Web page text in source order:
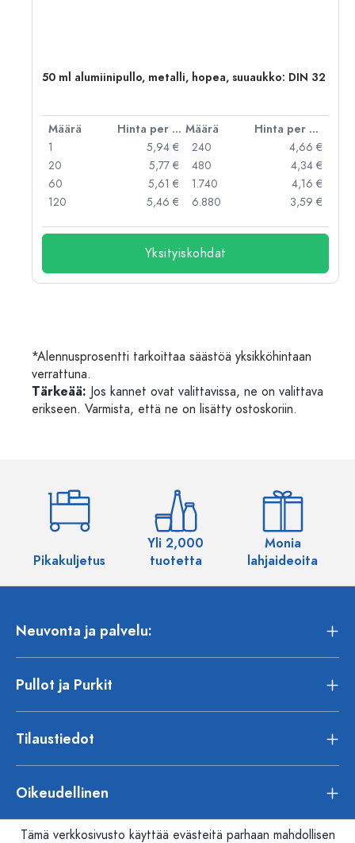
50 ml alumiinipullo, metalli, hopea, suuaukko: DIN 32
Määrä Hinta per kpl Määrä
Hinta per kpl
1
5,94 €
20
5,77 €
60
5,61 €
120
5,46 €
240
4,66 €
480
4,34 €
1.740
4,16 €
6.880
3,59 €
Yksityiskohdat
*Alennusprosentti tarkoittaa säästöä yksikköhintaan
verrattuna.
Tärkeää: Jos kannet ovat valittavissa, ne on valittava
erikseen. Varmista, että ne on lisätty ostoskoriin.
Pikakuljetus
Yli 2,000
tuotetta
Monia
lahjaideoita
Neuvonta ja palvelu:
Pullot ja Purkit
Tilaustiedot
Oikeudellinen
Tämä verkkosivusto käyttää evästeitä parhaan mahdollisen